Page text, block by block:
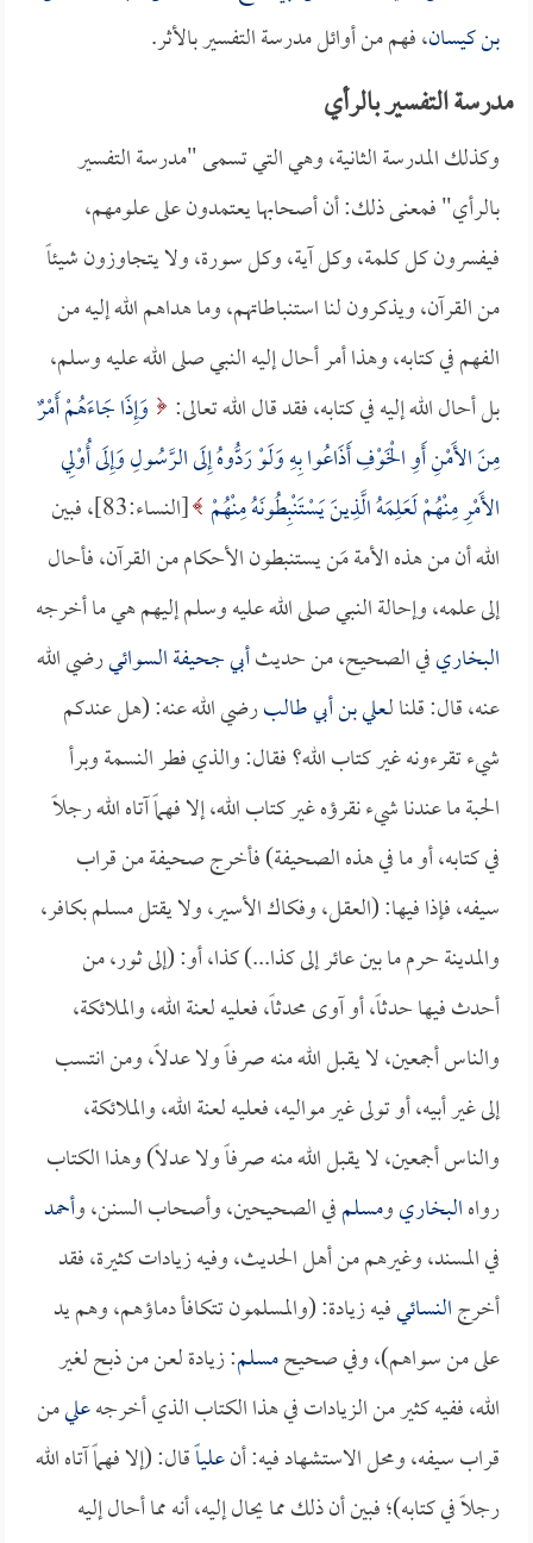
بن كيسان، فهم من أوائل مدرسة التفسير بالأثر.
مدرسة التفسير بالرأي
وكذلك المدرسة الثانية، وهي التي تسمى "مدرسة التفسير
بالرأي" فمعنى ذلك: أن أصحابها يعتمدون على علومهم،
فيفسرون كل كلمة، وكل آية، وكل سورة، ولا يتجاوزون شيئاً
من القرآن، ويذكرون لنا استنباطاتهم، وما هداهم الله إليه من
الفهم في كتابه، وهذا أمر أحال إليه النبي صلى الله عليه وسلم،
بل أحال الله إليه في كتابه، فقد قال الله تعالى:
وَإِذَا جَاءَهُمْ أَمْرٌ
مِنَ الأَمْنِ أَوِ الْخَوْفِ أَذَاعُوا بِهِ وَلَوْ رَدُّوهُ إِلَى الرَّسُولِ وَإِلَى أُوْلِي
الأَمْرِ مِنْهُمْ لَعَلِمَهُ الَّذِينَ يَسْتَنْبِطُونَهُ مِنْهُمْ
[النساء:83]، فبين
الله أن من هذه الأمة مَن يستنبطون الأحكام من القرآن، فأحال
إلى علمه، وإحالة النبي صلى الله عليه وسلم إليهم هي ما أخرجه
البخاريفي الصحيح، من حديثأبي جحيفة السوائيرضي الله
عنه، قال: قلنا لـعلي بن أبي طالبرضي الله عنه: (هل عندكم
شيء تقرءونه غير كتاب الله؟ فقال: والذي فطر النسمة وبرأ
الحبة ما عندنا شيء نقرؤه غير كتاب الله، إلا فهماً آتاه الله رجلاً
في كتابه، أو ما في هذه الصحيفة) فأخرج صحيفة من قراب
سيفه، فإذا فيها: (العقل، وفكاك الأسير، ولا يقتل مسلم بكافر،
والمدينة حرم ما بين عائر إلى كذا...) كذا، أو: (إلى ثور، من
أحدث فيها حدثاً، أو آوى محدثاً، فعليه لعنة الله، والملائكة،
والناس أجمعين، لا يقبل الله منه صرفاً ولا عدلاً، ومن انتسب
إلى غير أبيه، أو تولى غير مواليه، فعليه لعنة الله، والملائكة،
والناس أجمعين، لا يقبل الله منه صرفاً ولا عدلاً) وهذا الكتاب
رواهالبخاريومسلمفي الصحيحين، وأصحاب السنن، وأحمد
في المسند، وغيرهم من أهل الحديث، وفيه زيادات كثيرة، فقد
أخرجالنسائيفيه زيادة: (والمسلمون تتكافأ دماؤهم، وهم يد
على من سواهم)، وفي صحيحمسلم: زيادة لعن من ذبح لغير
الله، ففيه كثير من الزيادات في هذا الكتاب الذي أخرجهعليمن
قراب سيفه، ومحل الاستشهاد فيه: أنعلياًقال: (إلا فهماً آتاه الله
رجلاً في كتابه)؛ فبين أن ذلك مما يحال إليه، أنه مما أحال إليه